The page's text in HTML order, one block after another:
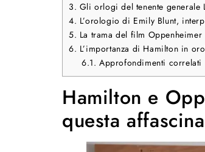
3. Gli orlogi del tenente generale
4. L’orologio di Emily Blunt,
5. La trama del film Oppenheimer
6. L’importanza di Hamilton in
6.1. Approfondimenti correlati
Hamilton e
questa